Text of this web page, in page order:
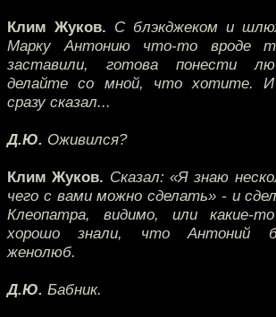
Клим Жуков. С блэкджеком и
Марку Антонию что-то вроде
заставили, готова понести
делайте со мной, что хотите.
сразу сказал...
Д.Ю. Оживился?
Клим Жуков. Сказал: «Я знаю
чего с вами можно сделать» - и
Клеопатра, видимо, или какие-
хорошо знали, что Антоний
женолюб.
Д.Ю. Бабник.